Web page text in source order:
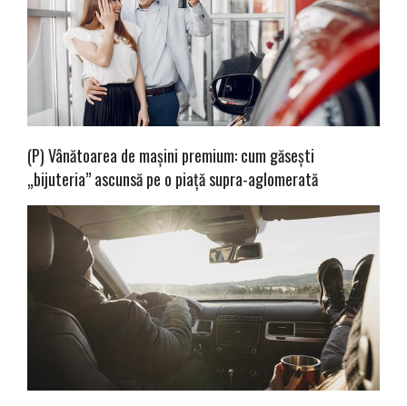
(P) Vânătoarea de mașini premium: cum găsești
„bijuteria” ascunsă pe o piață supra-aglomerată